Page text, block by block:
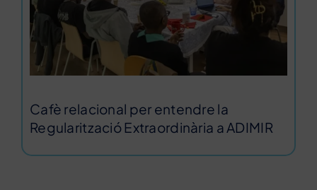
Cafè relacional per entendre la
Regularització Extraordinària a ADIMIR